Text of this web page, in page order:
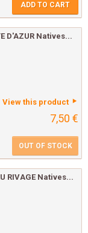
ADD TO CART
D'AZUR Natives...
View this product
7,50 €
OUT OF STOCK
RIVAGE Natives...